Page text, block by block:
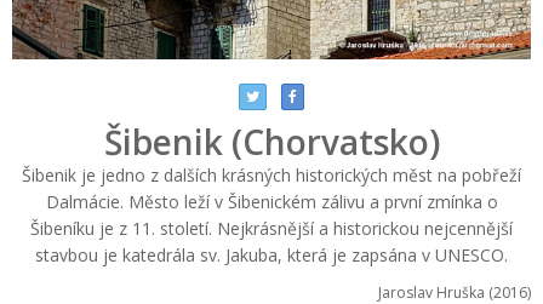
Šibenik (Chorvatsko)
Šibenik je jedno z dalších krásných historických měst na pobřeží
Dalmácie. Město leží v Šibenickém zálivu a první zmínka o
Šibeníku je z 11. století. Nejkrásnější a historickou nejcennější
stavbou je katedrála sv. Jakuba, která je zapsána v UNESCO.
Jaroslav Hruška (2016)